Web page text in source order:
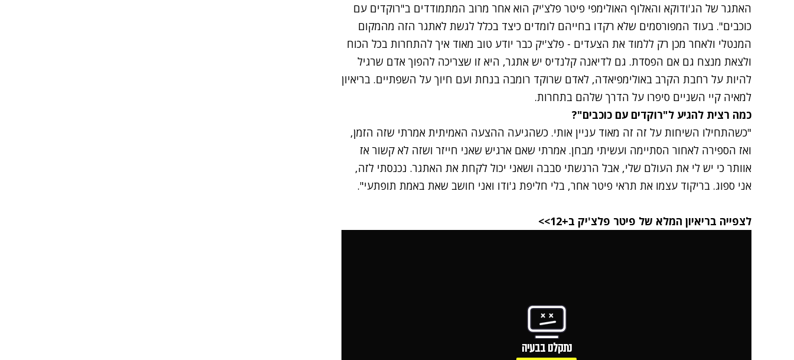
האתגר של הג'ודוקא והאלוף האולימפי פיטר פלצ'יק הוא אחר מרוב המתמודדים ב"רוקדים עם
כוכבים". בעוד המפורסמים שלא רקדו בחייהם לומדים כיצד בכלל לגשת לאתגר הזה מהמקום
המנטלי ולאחר מכן רק ללמוד את הצעדים - פלצ'יק כבר יודע טוב מאוד איך להתחרות בכל הכוח
ולצאת מנצח גם אם הפסדת. גם לדיאנה קלנדיס יש אתגר, היא זו שצריכה להפוך אדם שרגיל
להיות על רחבת הקרב באולימפיאדה, לאדם שרוקד רומבה בנחת ועם חיוך על השפתיים. בריאיון
למאיה קיי השניים סיפרו על הדרך שלהם בתחרות.
כמה רצית להגיע ל"רוקדים עם כוכבים"?
"כשהתחילו השיחות על זה זה מאוד עניין אותי. כשהגיעה ההצעה האמיתית אמרתי שזה הזמן,
ואז הספירה לאחור הסתיימה ועשיתי מבחן. אמרתי שאם ארגיש שאני חייזר ושזה לא קשור אז
אוותר כי יש לי את העולם שלי, אבל הרגשתי סבבה ושאני יכול לקחת את האתגר. נכנסתי לזה,
אני ספוג. בריקוד עצמו את תראי פיטר אחר, בלי חליפת ג'ודו ואני חושב שאת באמת תופתעי".
לצפייה בריאיון המלא של פיטר פלצ'יק ב+12>>
נתקלנו בבעיה